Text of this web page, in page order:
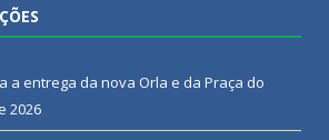
a entrega da nova Orla e da Praça do
2026